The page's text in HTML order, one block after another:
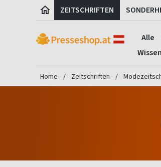
ZEITSCHRIFTEN
Alle
Wissen
Home Zeitschriften